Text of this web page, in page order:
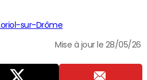
Loriol-sur-Drôme
Mise à jour le 28/05/26